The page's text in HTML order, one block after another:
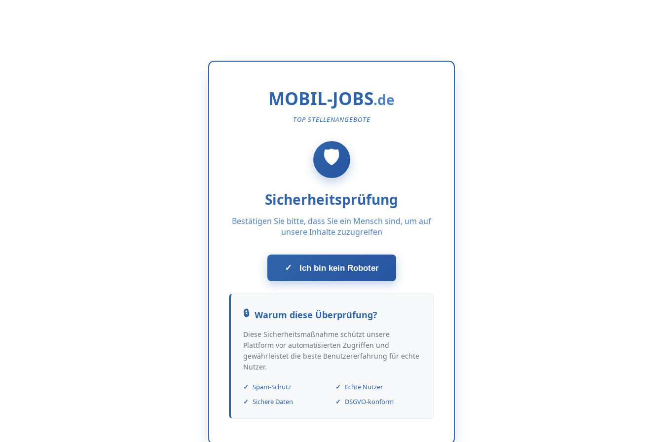
MOBIL-JOBS
TOP STELLENANGEBOTE
Sicherheitsprüfung
Bestätigen Sie bitte, dass Sie ein Mensch sind, um auf
unsere Inhalte zuzugreifen
✓ Ich bin kein Roboter
Warum diese Überprüfung?
Diese Sicherheitsmaßnahme schützt unsere
Plattform vor automatisierten Zugriffen und
gewährleistet die beste Benutzererfahrung für echte
Nutzer.
Spam-Schutz
Echte Nutzer
Sichere Daten
DSGVO-konform